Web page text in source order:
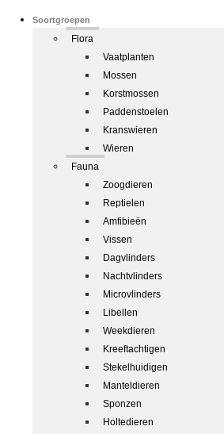
Soortgroepen
Flora
Vaatplanten
Mossen
Korstmossen
Paddenstoelen
Kranswieren
Wieren
Fauna
Zoogdieren
Reptielen
Amfibieën
Vissen
Dagvlinders
Nachtvlinders
Microvlinders
Libellen
Weekdieren
Kreeftachtigen
Stekelhuidigen
Manteldieren
Sponzen
Holtedieren